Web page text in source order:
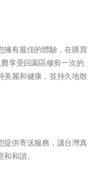
擁有最佳的體驗，在購買
享受回園區修剪一次的
美麗和健康，並持久地散
提供寄送服務，讓台灣真
和諧。